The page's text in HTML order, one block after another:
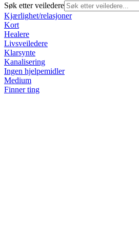
Søk etter veiledere
Kjærlighet/relasjoner
Kort
Healere
Livsveiledere
Klarsynte
Kanalisering
Ingen hjelpemidler
Medium
Finner ting